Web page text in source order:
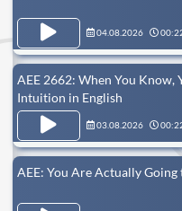
04.08.2026
AEE 2662: When You
Intuition in English
03.08.2026
AEE: You Are Actually Going